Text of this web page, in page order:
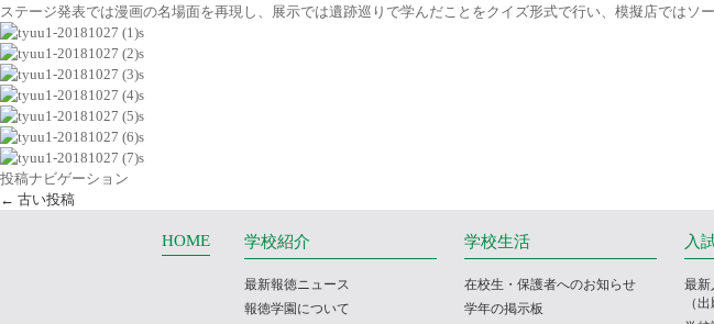
ステージ発表では漫画の名場面を再現し、展示では遺跡巡りで学んだことをクイズ形式で行い、模擬店ではソ
投稿ナビゲーション
← 古い投稿
HOME 学校紹介
最新報徳ニュース
報徳学園について
学校生活
在校生・保護者へのお知らせ
学年の掲示板
入
最新
（